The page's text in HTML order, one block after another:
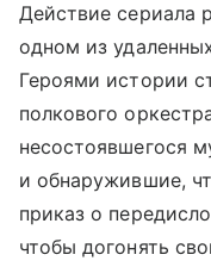
Действие сериала
одном из
Героями истории
полкового
несостоявшегося
и обнаружившие,
приказ о
чтобы догонять